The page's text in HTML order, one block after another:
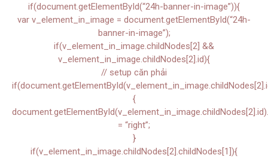
if(document.getElementById(“24h-banner-in-image”)){
var v_element_in_image = document.getElementById(“24h-
banner-in-image”);
if(v_element_in_image.childNodes[2] &&
v_element_in_image.childNodes[2].id){
// setup căn phải
{
= “right”;
}
if(v_element_in_image.childNodes[2].childNodes[1]){